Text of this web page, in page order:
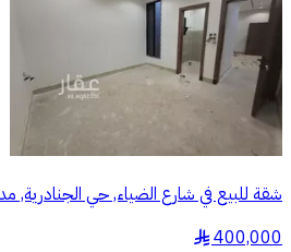
شقة للبيع في شارع الضياء, حي الجنادرية,
400,000
§